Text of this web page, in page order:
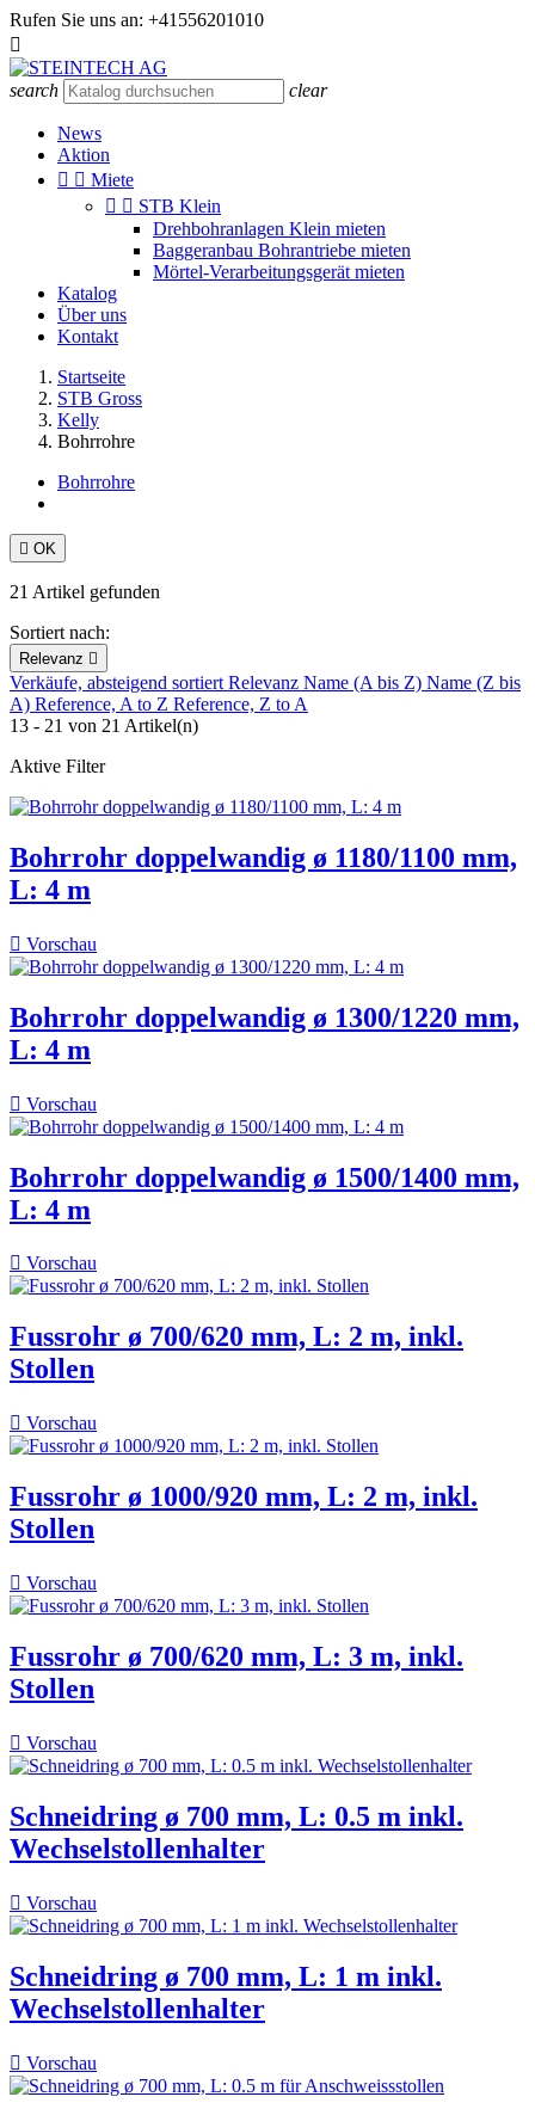
Rufen Sie uns an: +41556201010

search clear
News
Aktion
  Miete
  STB Klein
Drehbohranlagen Klein mieten
Baggeranbau Bohrantriebe mieten
Mörtel-Verarbeitungsgerät mieten
Katalog
Über uns
Kontakt
Startseite
STB Gross
Kelly
Bohrrohre
Bohrrohre
 OK
21 Artikel gefunden
Sortiert nach:
Relevanz 
Verkäufe, absteigend sortiert Relevanz Name (A bis Z) Name (Z bis
A) Reference, A to Z Reference, Z to A
13 - 21 von 21 Artikel(n)
Aktive Filter
Bohrrohr doppelwandig ø 1180/1100 mm,
L: 4 m
 Vorschau
Bohrrohr doppelwandig ø 1300/1220 mm,
L: 4 m
 Vorschau
Bohrrohr doppelwandig ø 1500/1400 mm,
L: 4 m
 Vorschau
Fussrohr ø 700/620 mm, L: 2 m, inkl.
Stollen
 Vorschau
Fussrohr ø 1000/920 mm, L: 2 m, inkl.
Stollen
 Vorschau
Fussrohr ø 700/620 mm, L: 3 m, inkl.
Stollen
 Vorschau
Schneidring ø 700 mm, L: 0.5 m inkl.
Wechselstollenhalter
 Vorschau
Schneidring ø 700 mm, L: 1 m inkl.
Wechselstollenhalter
 Vorschau